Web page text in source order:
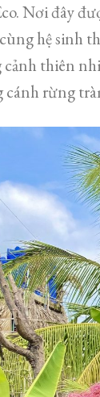
Nơi đây
hệ sinh
thiên
cánh rừng